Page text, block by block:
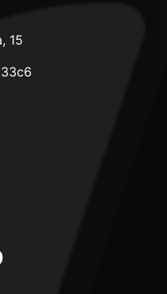
15